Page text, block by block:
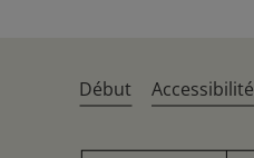
Début Accessibilité